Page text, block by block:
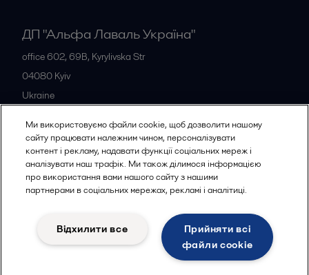
ДП "Альфа Лаваль Україна"
office 602, 69B, Kyrylivska Str
04080 Kyiv
Ukraine
Всі офіси
Політика конфіденційності
Політика використання файлів cookies
Юридичні умови
Ми використовуємо файли cookie, щоб дозволити нашому
сайту працювати належним чином, персоналізувати
контент і рекламу, надавати функції соціальних мереж і
аналізувати наш трафік. Ми також ділимося інформацією
про використання вами нашого сайту з нашими
партнерами в соціальних мережах, рекламі і аналітиці.
Прийняти всі
файли сookie
Відхилити все